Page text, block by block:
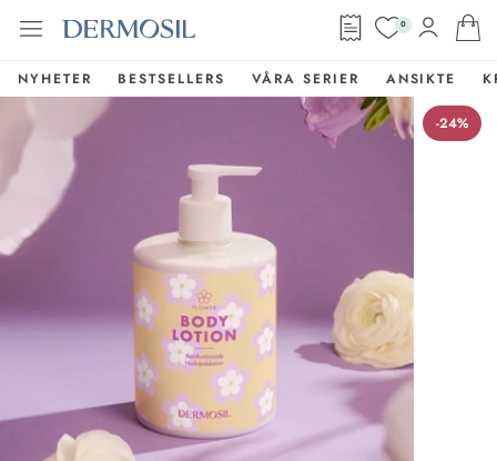
0
NYHETER BESTSELLERS VÅRA SERIER ANSIKTE
-24%